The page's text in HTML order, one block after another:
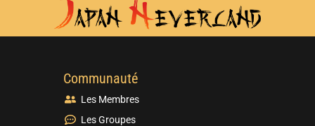
Communauté
Les Membres
Les Groupes